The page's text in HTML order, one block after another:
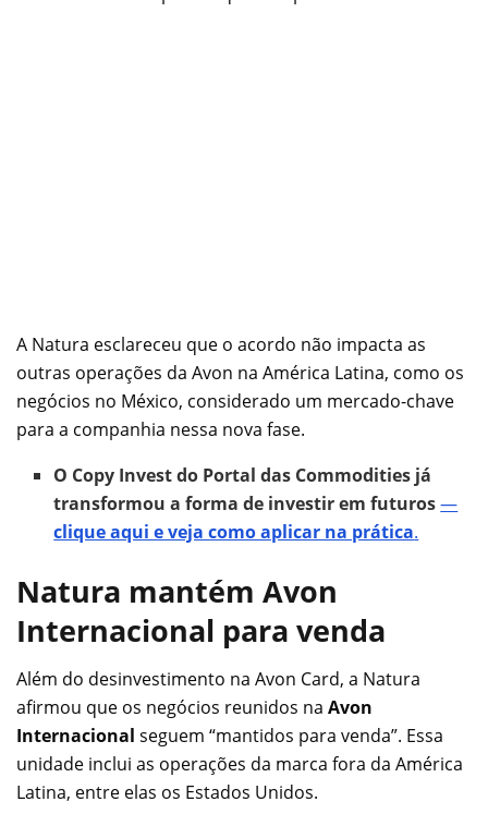
A Natura esclareceu que o acordo não impacta as
outras operações da Avon na América Latina, como os
negócios no México, considerado um mercado-chave
para a companhia nessa nova fase.
O Copy Invest do Portal das Commodities já
transformou a forma de investir em futuros—
clique aqui e veja como aplicar na prática.
Natura mantém Avon
Internacional para venda
Além do desinvestimento na Avon Card, a Natura
afirmou que os negócios reunidos na Avon
Internacional seguem “mantidos para venda”. Essa
unidade inclui as operações da marca fora da América
Latina, entre elas os Estados Unidos.